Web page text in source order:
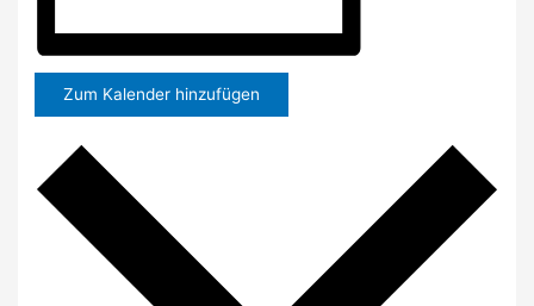
Zum Kalender hinzufügen